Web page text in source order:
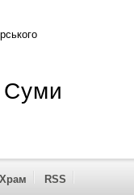
Суми
Храм RSS